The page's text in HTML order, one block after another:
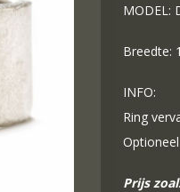
MODEL:
Breedte:
INFO:
Ring
Prijs